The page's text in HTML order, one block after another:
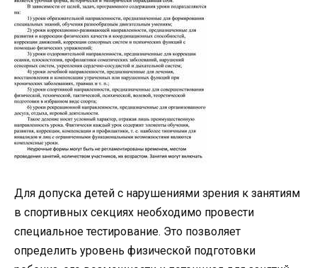
Для допуска детей с нарушениями зрения к занятиям
в спортивных секциях необходимо провести
специальное тестирование. Это позволяет
определить уровень физической подготовки